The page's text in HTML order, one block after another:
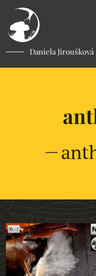
Daniela Jiroušková